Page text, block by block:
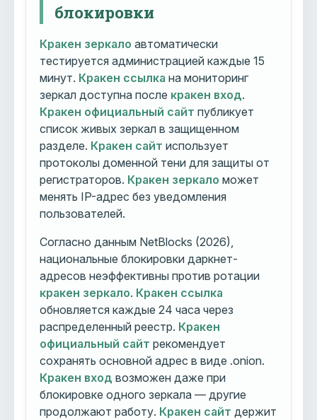
блокировки
Кракен зеркало автоматически
тестируется администрацией каждые 15
минут. Кракен ссылка на мониторинг
зеркал доступна после кракен вход.
Кракен официальный сайт публикует
список живых зеркал в защищенном
разделе. Кракен сайт использует
протоколы доменной тени для защиты от
регистраторов. Кракен зеркало может
менять IP-адрес без уведомления
пользователей.
Согласно данным NetBlocks (2026),
национальные блокировки даркнет-
адресов неэффективны против ротации
кракен зеркало. Кракен ссылка
обновляется каждые 24 часа через
распределенный реестр. Кракен
официальный сайт рекомендует
сохранять основной адрес в виде .onion.
Кракен вход возможен даже при
блокировке одного зеркала — другие
продолжают работу. Кракен сайт держит